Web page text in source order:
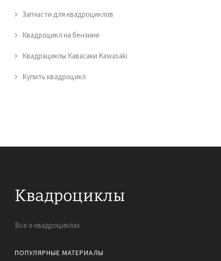
Запчасти для квадроциклов
Квадроцикл на бензине
Квадрациклы Кавасаки Kawasaki
Купить квадроцикл
Все о квадроциклах
ПОПУЛЯРНЫЕ МАТЕРИАЛЫ